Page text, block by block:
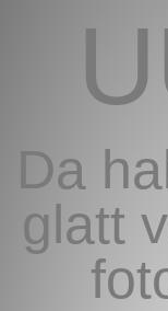
Da
glatt